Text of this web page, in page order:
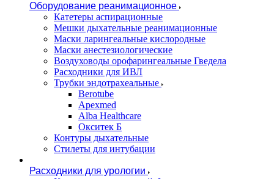
Оборудование реанимационное
Катетеры аспирационные
Мешки дыхательные реанимационные
Маски ларингеальные кислородные
Маски анестезиологические
Воздуховоды орофарингеальные Гведела
Расходники для ИВЛ
Трубки эндотрахеальные
Berotube
Apexmed
Alba Healthcare
Окситек Б
Контуры дыхательные
Стилеты для интубации
Расходники для урологии